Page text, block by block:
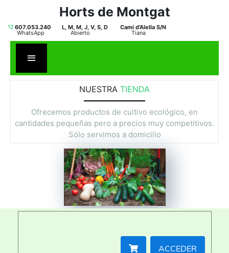
Horts de Montgat
607.053.240 L, M, M, J, V, S, D Camí d'Alella S/N
WhatsApp Abierto Tiana
NUESTRA TIENDA
Ofrecemos productos de cultivo ecológico, en
cantidades pequeñas pero a precios muy competitivos.
Sólo servimos a domicilio